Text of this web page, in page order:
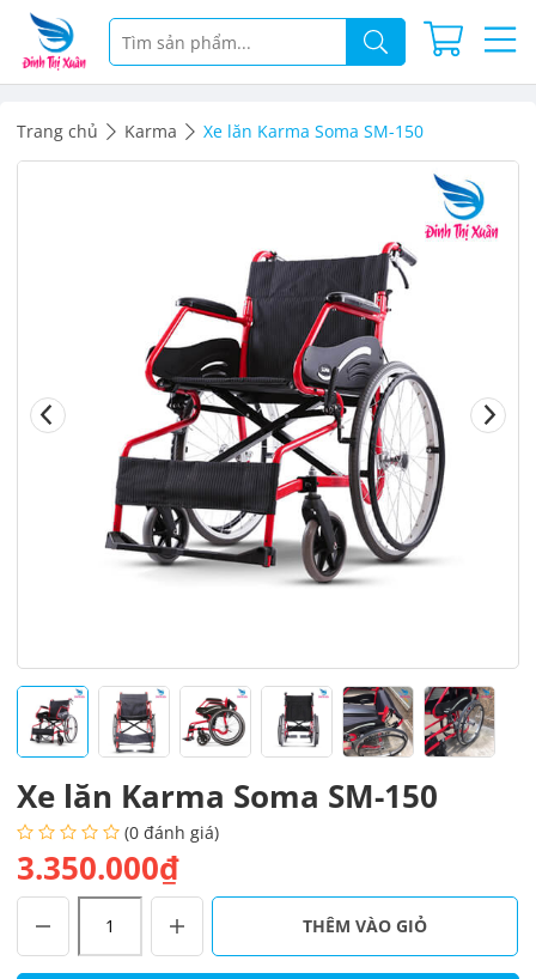
Trang chủ Karma Xe lăn Karma Soma SM-150
Xe lăn Karma Soma SM-150
(0 đánh giá)
3.350.000₫
Karma
THÊM VÀO GIỎ